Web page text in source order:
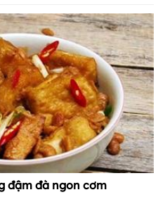
đậm đà ngon cơm